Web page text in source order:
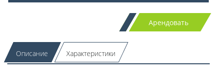
Арендовать
Описание Характеристики